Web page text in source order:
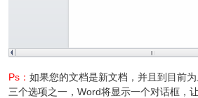
Ps： 如果您的文档是新文档，并且到目前
三个选项之一，Word将显示一个对话框，